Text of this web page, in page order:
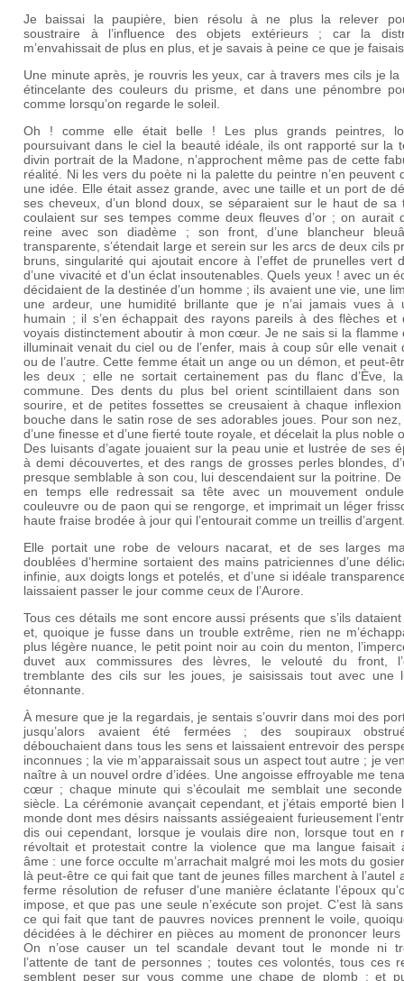
Je baissai la paupière, bien résolu à ne plus la relever
soustraire à l’influence des objets extérieurs ; car la
m’envahissait de plus en plus, et je savais à peine ce que je
Une minute après, je rouvris les yeux, car à travers mes cils je la
étincelante des couleurs du prisme, et dans une pénombre
comme lorsqu’on regarde le soleil.
Oh ! comme elle était belle ! Les plus grands peintres,
poursuivant dans le ciel la beauté idéale, ils ont rapporté sur la
divin portrait de la Madone, n’approchent même pas de cette
réalité. Ni les vers du poète ni la palette du peintre n’en peuvent
une idée. Elle était assez grande, avec une taille et un port de
ses cheveux, d’un blond doux, se séparaient sur le haut de sa
coulaient sur ses tempes comme deux fleuves d’or ; on aurait
reine avec son diadème ; son front, d’une blancheur
transparente, s’étendait large et serein sur les arcs de deux cils
bruns, singularité qui ajoutait encore à l’effet de prunelles vert
d’une vivacité et d’un éclat insoutenables. Quels yeux ! avec un
décidaient de la destinée d’un homme ; ils avaient une vie, une
une ardeur, une humidité brillante que je n’ai jamais vues
humain ; il s’en échappait des rayons pareils à des flèches et
voyais distinctement aboutir à mon cœur. Je ne sais si la flamme
illuminait venait du ciel ou de l’enfer, mais à coup sûr elle venait
ou de l’autre. Cette femme était un ange ou un démon, et peut-
les deux ; elle ne sortait certainement pas du flanc d’Ève,
commune. Des dents du plus bel orient scintillaient dans son
sourire, et de petites fossettes se creusaient à chaque
bouche dans le satin rose de ses adorables joues. Pour son
d’une finesse et d’une fierté toute royale, et décelait la plus noble
Des luisants d’agate jouaient sur la peau unie et lustrée de ses
à demi découvertes, et des rangs de grosses perles blondes,
presque semblable à son cou, lui descendaient sur la poitrine. De
en temps elle redressait sa tête avec un mouvement
couleuvre ou de paon qui se rengorge, et imprimait un léger
haute fraise brodée à jour qui l’entourait comme un treillis
Elle portait une robe de velours nacarat, et de ses larges
doublées d’hermine sortaient des mains patriciennes d’une
infinie, aux doigts longs et potelés, et d’une si idéale
laissaient passer le jour comme ceux de l’Aurore.
Tous ces détails me sont encore aussi présents que s’ils dataient
et, quoique je fusse dans un trouble extrême, rien ne
plus légère nuance, le petit point noir au coin du menton,
duvet aux commissures des lèvres, le velouté du front,
tremblante des cils sur les joues, je saisissais tout avec une
étonnante.
À mesure que je la regardais, je sentais s’ouvrir dans moi des
jusqu’alors avaient été fermées ; des soupiraux
débouchaient dans tous les sens et laissaient entrevoir des
inconnues ; la vie m’apparaissait sous un aspect tout autre ; je
naître à un nouvel ordre d’idées. Une angoisse effroyable me
cœur ; chaque minute qui s’écoulait me semblait une
siècle. La cérémonie avançait cependant, et j’étais emporté bien
monde dont mes désirs naissants assiégeaient furieusement
dis oui cependant, lorsque je voulais dire non, lorsque tout en
révoltait et protestait contre la violence que ma langue faisait
âme : une force occulte m’arrachait malgré moi les mots du
là peut-être ce qui fait que tant de jeunes filles marchent à l’autel
ferme résolution de refuser d’une manière éclatante l’époux
impose, et que pas une seule n’exécute son projet. C’est là
ce qui fait que tant de pauvres novices prennent le voile,
décidées à le déchirer en pièces au moment de prononcer
On n’ose causer un tel scandale devant tout le monde ni
l’attente de tant de personnes ; toutes ces volontés, tous ces
semblent peser sur vous comme une chape de plomb ; et